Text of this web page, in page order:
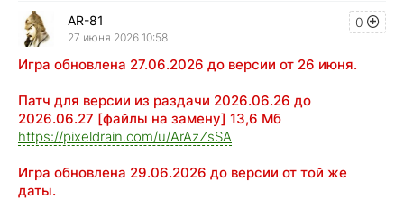
0
AR-81
27 июня 2026 10:58
Игра обновлена 27.06.2026 до версии от 26 июня.
Патч для версии из раздачи 2026.06.26 до
2026.06.27 [файлы на замену] 13,6 Mб
https://pixeldrain.com/u/ArAzZsSA
Игра обновлена 29.06.2026 до версии от той же
даты.